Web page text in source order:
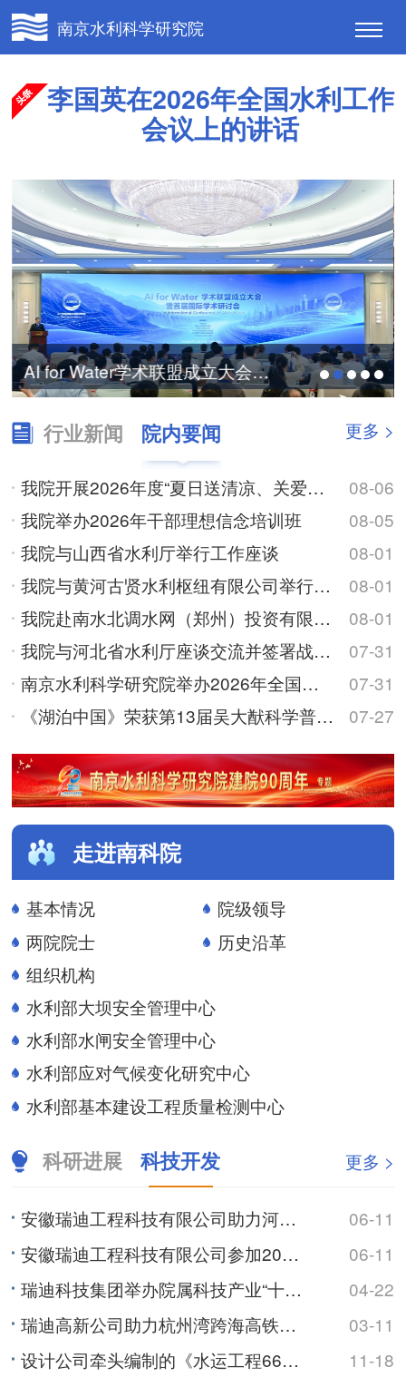
南京水利科学研究院
李国英在2026年全国水利工作
会议上的讲话
AI for Water学术联盟成立大会暨首届国际...
行业新闻 院内要闻 更多 >
我院开展2026年度“夏日送清凉、关爱在身边”高温慰问活动
08-06
我院举办2026年干部理想信念培训班
08-05
我院与山西省水利厅举行工作座谈
08-01
我院与黄河古贤水利枢纽有限公司举行工作座谈
08-01
我院赴南水北调水网（郑州）投资有限公司调研交流
08-01
我院与河北省水利厅座谈交流并签署战略合作框架协议
07-31
南京水利科学研究院举办2026年全国优秀大学生夏令营
07-31
《湖泊中国》荣获第13届吴大猷科学普及著作奖
07-27
走进南科院
基本情况
院级领导
两院院士
历史沿革
组织机构
水利部大坝安全管理中心
水利部水闸安全管理中心
水利部应对气候变化研究中心
水利部基本建设工程质量检测中心
科研进展 科技开发 更多 >
安徽瑞迪工程科技有限公司助力河南防汛实战演练
06-11
安徽瑞迪工程科技有限公司参加2026年湖南省水库防汛抢险专项演练
06-11
瑞迪科技集团举办院属科技产业“十五五”高质量发展规划研讨会
04-22
瑞迪高新公司助力杭州湾跨海高铁大桥南塔塔肢合龙
03-11
设计公司牵头编制的《水运工程660MPa级带肋钢筋混凝土结构技术规范》正式发布
11-18